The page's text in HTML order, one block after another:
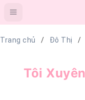
Trang chủ Đô Thị
Tôi